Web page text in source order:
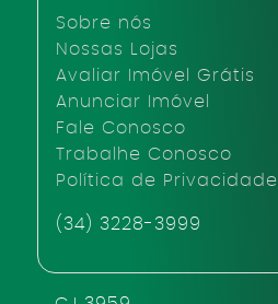
Sobre nós
Nossas Lojas
Avaliar Imóvel Grátis
Anunciar Imóvel
Fale Conosco
Trabalhe Conosco
Política de Privacidade
(34) 3228-3999